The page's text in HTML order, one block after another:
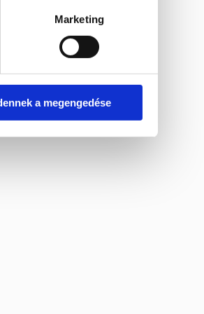
Marketing
a megengedése